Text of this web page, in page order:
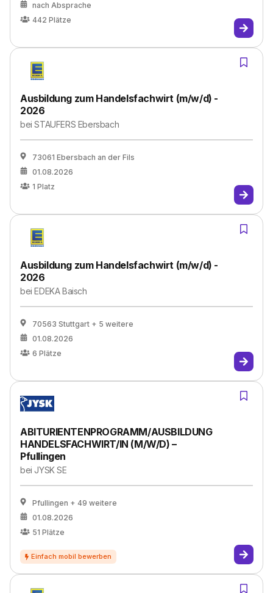
nach Absprache
442 Plätze
Ausbildung zum Handelsfachwirt (m/w/d) -
2026
beiSTAUFERS Ebersbach
73061 Ebersbach an der Fils
01.08.2026
1 Platz
Ausbildung zum Handelsfachwirt (m/w/d) -
2026
beiEDEKA Baisch
70563 Stuttgart + 5 weitere
01.08.2026
6 Plätze
ABITURIENTENPROGRAMM/AUSBILDUNG
HANDELSFACHWIRT/IN (M/W/D) –
Pfullingen
bei JYSK SE
Pfullingen + 49 weitere
01.08.2026
51 Plätze